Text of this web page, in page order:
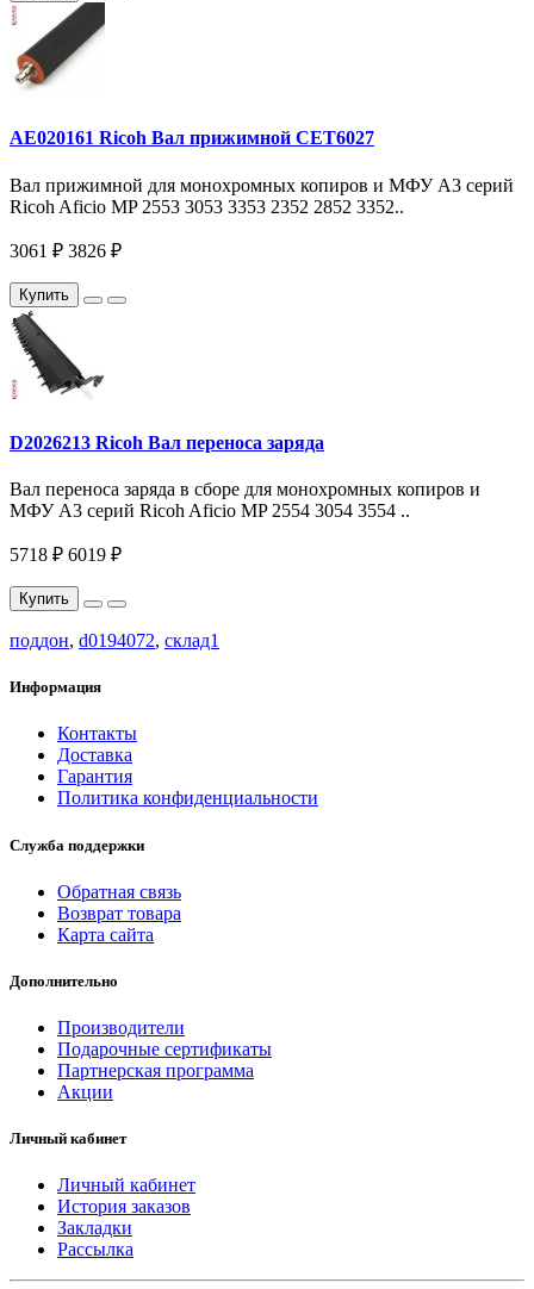
AE020161 Ricoh Вал прижимной CET6027
Вал прижимной для монохромных копиров и МФУ A3 серий
Ricoh Aficio MP 2553 3053 3353 2352 2852 3352..
3061 ₽ 3826 ₽
Купить
D2026213 Ricoh Вал переноса заряда
Вал переноса заряда в сборе для монохромных копиров и
МФУ A3 серий Ricoh Aficio MP 2554 3054 3554 ..
5718 ₽ 6019 ₽
Купить
поддон, d0194072, склад1
Информация
Контакты
Доставка
Гарантия
Политика конфиденциальности
Служба поддержки
Обратная связь
Возврат товара
Карта сайта
Дополнительно
Производители
Подарочные сертификаты
Партнерская программа
Акции
Личный кабинет
Личный кабинет
История заказов
Закладки
Рассылка